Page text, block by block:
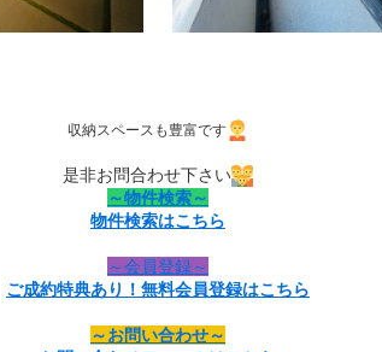
収納スペースも豊富です
是非お問合わせ下さい
～物件検索～
物件検索はこちら
～会員登録～
ご成約特典あり！無料会員登録はこちら
～お問い合わせ～